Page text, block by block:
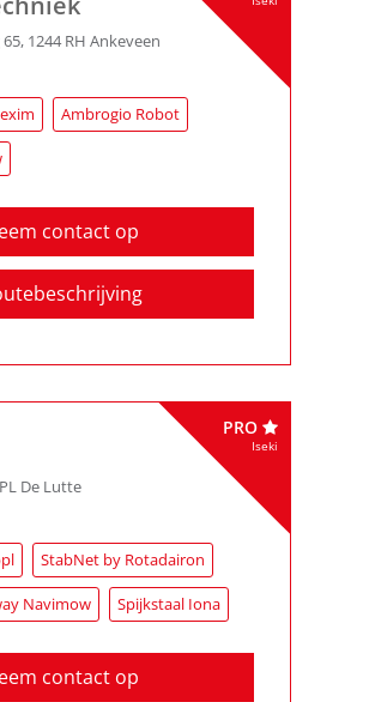
, 1244 RH Ankeveen
Ambrogio Robot
contact op
De Lutte
StabNet by Rotadairon
Navimow Spijkstaal Iona
contact op
PRO
Iseki